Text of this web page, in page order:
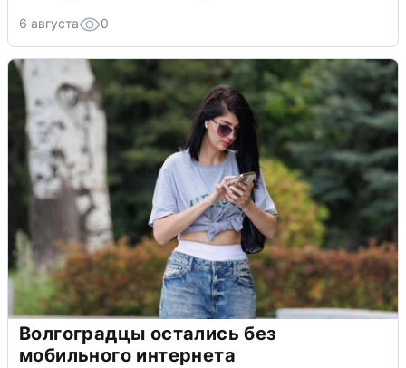
6 августа 0
Волгоградцы остались без
мобильного интернета